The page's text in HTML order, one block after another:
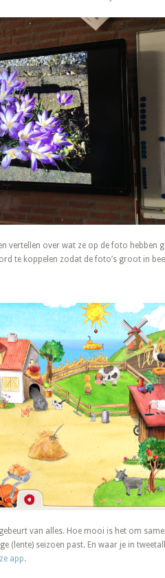
vertellen over wat ze op de foto hebben
te koppelen zodat de foto’s groot in
van alles. Hoe mooi is het om
(lente) seizoen past. En waar je in
app.